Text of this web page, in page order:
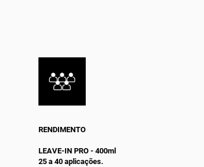
RENDIMENTO
LEAVE-IN PRO - 400ml
25 a 40 aplicações.